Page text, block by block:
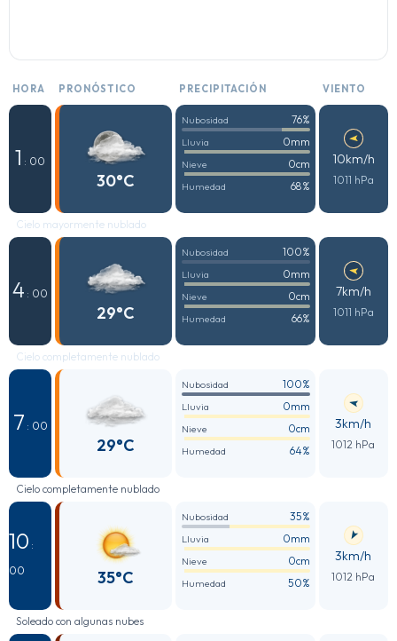
HORA PRONÓSTICO PRECIPITACIÓN VIENTO
1 : 00
30°C
Nubosidad 76%
Lluvia 0mm
Nieve 0cm
Humedad 68%
10km/h
1011 hPa
Cielo mayormente nublado
4 : 00
29°C
Nubosidad 100%
Lluvia 0mm
Nieve 0cm
Humedad 66%
7km/h
1011 hPa
Cielo completamente nublado
7 : 00
29°C
Nubosidad 100%
Lluvia 0mm
Nieve 0cm
Humedad 64%
3km/h
1012 hPa
Cielo completamente nublado
10 :
00
35°C
Nubosidad 35%
Lluvia 0mm
Nieve 0cm
Humedad 50%
3km/h
1012 hPa
Soleado con algunas nubes